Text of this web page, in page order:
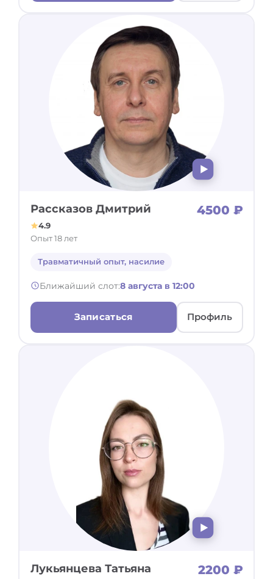
Рассказов Дмитрий 4500 ₽
4.9
Опыт 18 лет
Травматичный опыт, насилие
Ближайший слот:8 августа в 12:00
Записаться Профиль
Лукьянцева Татьяна 2200 ₽